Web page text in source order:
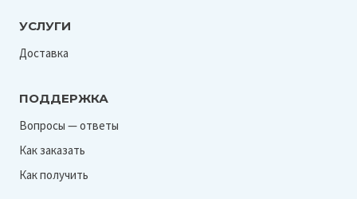
УСЛУГИ
Доставка
ПОДДЕРЖКА
Вопросы — ответы
Как заказать
Как получить